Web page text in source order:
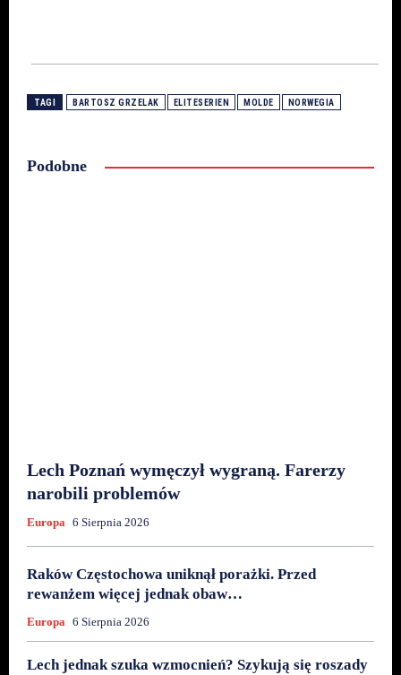
TAGI BARTOSZ GRZELAK ELITESERIEN MOLDE NORWEGIA
Podobne
Lech Poznań wymęczył wygraną. Farerzy
narobili problemów
Europa 6 Sierpnia 2026
Raków Częstochowa uniknął porażki. Przed
rewanżem więcej jednak obaw…
Europa 6 Sierpnia 2026
Lech jednak szuka wzmocnień? Szykują się roszady